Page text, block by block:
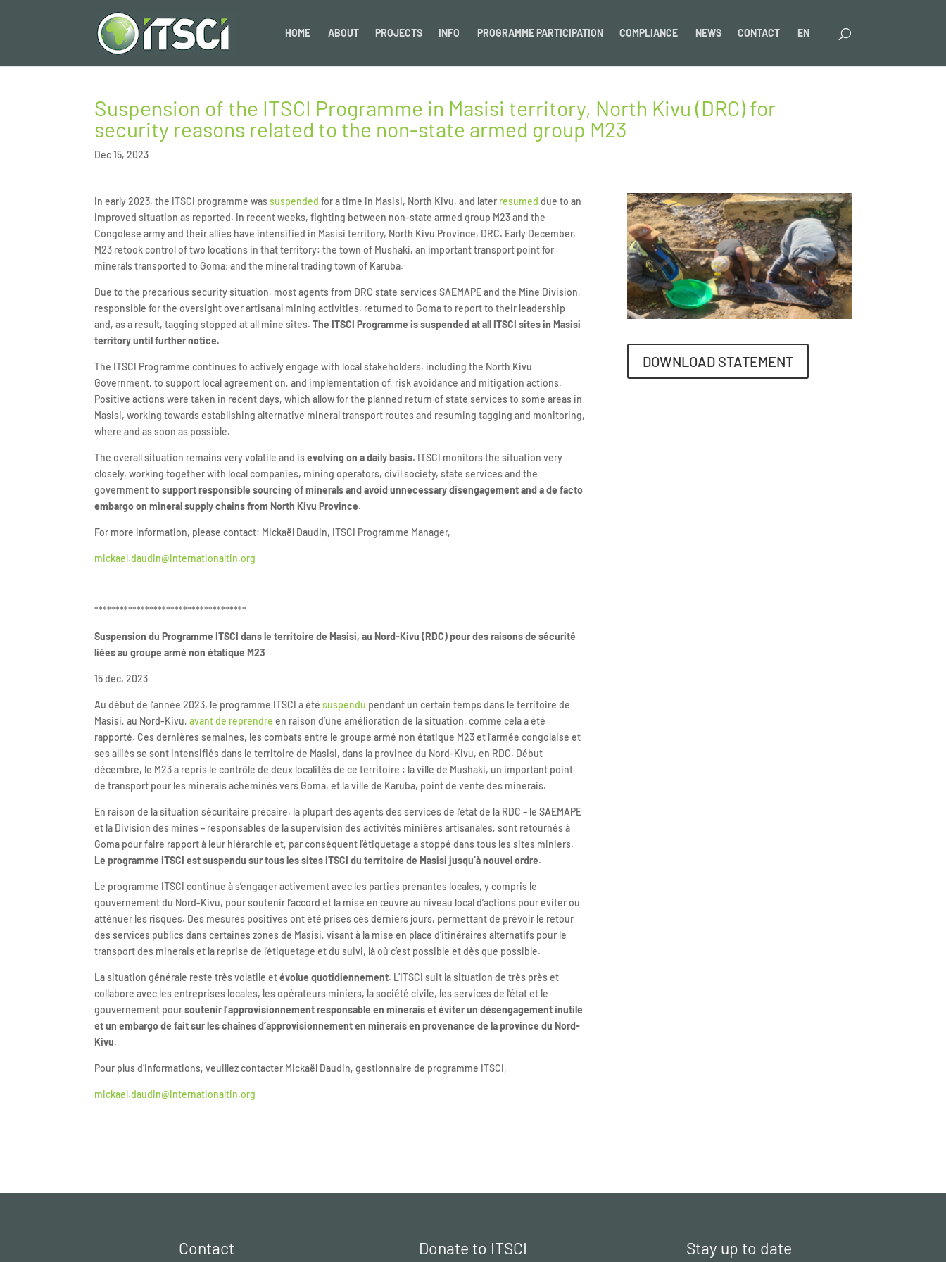
HOME ABOUT PROJECTS INFO PROGRAMME PARTICIPATION COMPLIANCE NEWS CONTACT EN
Suspension of the ITSCI Programme in Masisi territory, North Kivu (DRC) for
security reasons related to the non-state armed group M23
Dec 15, 2023
In early 2023, the ITSCI programme wassuspended for a time in Masisi, North Kivu, and later resumed due to an
improved situation as reported. In recent weeks, fighting between non-state armed group M23 and the
Congolese army and their allies have intensified in Masisi territory, North Kivu Province, DRC. Early December,
M23 retook control of two locations in that territory: the town of Mushaki, an important transport point for
minerals transported to Goma; and the mineral trading town of Karuba.
Due to the precarious security situation, most agents from DRC state services SAEMAPE and the Mine Division,
responsible for the oversight over artisanal mining activities, returned to Goma to report to their leadership
and, as a result, tagging stopped at all mine sites. The ITSCI Programme is suspended at all ITSCI sites in Masisi
territory until further notice.
The ITSCI Programme continues to actively engage with local stakeholders, including the North Kivu
Government, to support local agreement on, and implementation of, risk avoidance and mitigation actions.
Positive actions were taken in recent days, which allow for the planned return of state services to some areas in
Masisi, working towards establishing alternative mineral transport routes and resuming tagging and monitoring,
where and as soon as possible.
The overall situation remains very volatile and isevolving on a daily basis. ITSCI monitors the situation very
closely, working together with local companies, mining operators, civil society, state services and the
governmentto support responsible sourcing of minerals and avoid unnecessary disengagement and a de facto
embargo on mineral supply chains from North Kivu Province.
For more information, please contact: Mickaël Daudin, ITSCI Programme Manager,
mickael.daudin@internationaltin.org
************************************
Suspension du Programme ITSCI dans le territoire de Masisi, au Nord-Kivu (RDC) pour des raisons de sécurité
liées au groupe armé non étatique M23
15 déc. 2023
Au début de l’année 2023, le programme ITSCI a étésuspendu pendant un certain temps dans le territoire de
Masisi, au Nord-Kivu,avant de reprendre en raison d’une amélioration de la situation, comme cela a été
rapporté. Ces dernières semaines, les combats entre le groupe armé non étatique M23 et l’armée congolaise et
ses alliés se sont intensifiés dans le territoire de Masisi, dans la province du Nord-Kivu, en RDC. Début
décembre, le M23 a repris le contrôle de deux localités de ce territoire : la ville de Mushaki, un important point
de transport pour les minerais acheminés vers Goma, et la ville de Karuba, point de vente des minerais.
En raison de la situation sécuritaire précaire, la plupart des agents des services de l’état de la RDC – le SAEMAPE
et la Division des mines – responsables de la supervision des activités minières artisanales, sont retournés à
Goma pour faire rapport à leur hiérarchie et, par conséquent l’étiquetage a stoppé dans tous les sites miniers.
Le programme ITSCI est suspendu sur tous les sites ITSCI du territoire de Masisi jusqu’à nouvel ordre.
Le programme ITSCI continue à s’engager activement avec les parties prenantes locales, y compris le
gouvernement du Nord-Kivu, pour soutenir l’accord et la mise en œuvre au niveau local d’actions pour éviter ou
atténuer les risques. Des mesures positives ont été prises ces derniers jours, permettant de prévoir le retour
des services publics dans certaines zones de Masisi, visant à la mise en place d’itinéraires alternatifs pour le
transport des minerais et la reprise de l’étiquetage et du suivi, là où c’est possible et dès que possible.
La situation générale reste très volatile etévolue quotidiennement. L’ITSCI suit la situation de très près et
collabore avec les entreprises locales, les opérateurs miniers, la société civile, les services de l’état et le
gouvernement poursoutenir l’approvisionnement responsable en minerais et éviter un désengagement inutile
et un embargo de fait sur les chaînes d’approvisionnement en minerais en provenance de la province du Nord-
Kivu.
Pour plus d’informations, veuillez contacter Mickaël Daudin, gestionnaire de programme ITSCI,
mickael.daudin@internationaltin.org
DOWNLOAD STATEMENT
Contact Donate to ITSCI Stay up to date